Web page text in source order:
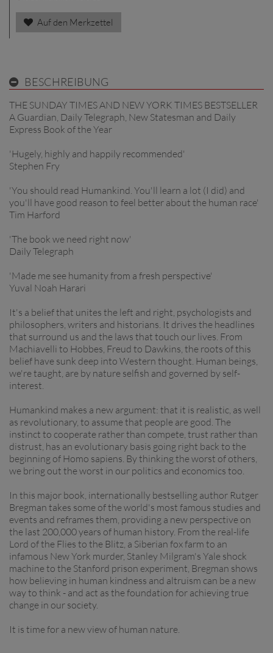
Auf den Merkzettel
BESCHREIBUNG
THE SUNDAY TIMES AND NEW YORK TIMES BESTSELLER
A Guardian, Daily Telegraph, New Statesman and Daily
Express Book of the Year
'Hugely, highly and happily recommended'
Stephen Fry
'You should read Humankind. You'll learn a lot (I did) and
you'll have good reason to feel better about the human race'
Tim Harford
'The book we need right now'
Daily Telegraph
'Made me see humanity from a fresh perspective'
Yuval Noah Harari
It's a belief that unites the left and right, psychologists and
philosophers, writers and historians. It drives the headlines
that surround us and the laws that touch our lives. From
Machiavelli to Hobbes, Freud to Dawkins, the roots of this
belief have sunk deep into Western thought. Human beings,
we're taught, are by nature selfish and governed by self-
interest.
Humankind makes a new argument: that it is realistic, as well
as revolutionary, to assume that people are good. The
instinct to cooperate rather than compete, trust rather than
distrust, has an evolutionary basis going right back to the
beginning of Homo sapiens. By thinking the worst of others,
we bring out the worst in our politics and economics too.
In this major book, internationally bestselling author Rutger
Bregman takes some of the world's most famous studies and
events and reframes them, providing a new perspective on
the last 200,000 years of human history. From the real-life
Lord of the Flies to the Blitz, a Siberian fox farm to an
infamous New York murder, Stanley Milgram's Yale shock
machine to the Stanford prison experiment, Bregman shows
how believing in human kindness and altruism can be a new
way to think - and act as the foundation for achieving true
change in our society.
It is time for a new view of human nature.